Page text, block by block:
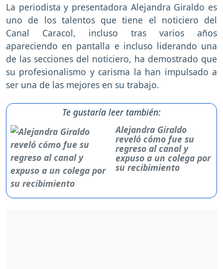
La periodista y presentadora Alejandra Giraldo es
uno de los talentos que tiene el noticiero del
Canal Caracol, incluso tras varios años
apareciendo en pantalla e incluso liderando una
de las secciones del noticiero, ha demostrado que
su profesionalismo y carisma la han impulsado a
ser una de las mejores en su trabajo.
Te gustaría leer también:
Alejandra Giraldo
reveló cómo fue su
regreso al canal y
expuso a un colega por
su recibimiento